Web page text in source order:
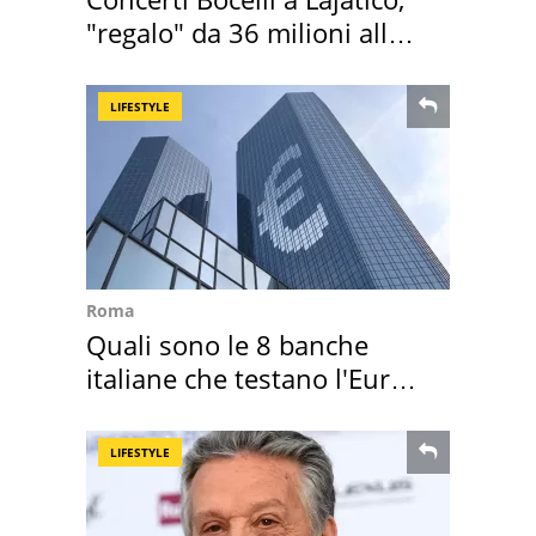
"regalo" da 36 milioni alla
LIFESTYLE
Roma
Quali sono le 8 banche
italiane che testano l'Euro
LIFESTYLE